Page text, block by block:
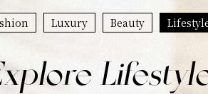
Luxury Beauty